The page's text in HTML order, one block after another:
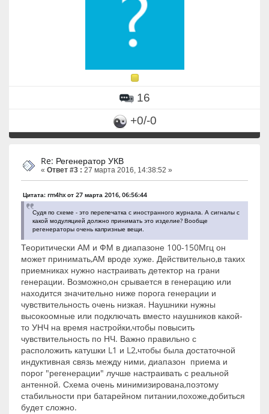
16
+0/-0
Re: Регенератор УКВ
« Ответ #3 : 27 марта 2016, 14:38:52 »
Цитата: rm4hx от 27 марта 2016, 06:56:44
Судя по схеме - это перепечатка с иностранного журнала. А сигналы с
какой модуляцией должно принимать это изделие? Вообще
регенераторы очень капризные вещи.
Теоритически АМ и ФМ в диапазоне 100-150Мгц он
может принимать,АМ вроде хуже. Действительно,в таких
приемниках нужно настраивать детектор на грани
генерации. Возможно,он срывается в генерацию или
находится значительно ниже порога генерации и
чувствительность очень низкая. Наушники нужны
высокоомные или подключать вместо наушников какой-
то УНЧ на время настройки,чтобы повысить
чувствительность по НЧ. Важно правильно с
расположить катушки L1 и L2,чтобы была достаточной
индуктивная связь между ними, диапазон приема и
порог "регенерации" лучше настраивать с реальной
антенной. Схема очень минимизирована,поэтому
стабильности при батарейном питании,похоже,добиться
будет сложно.